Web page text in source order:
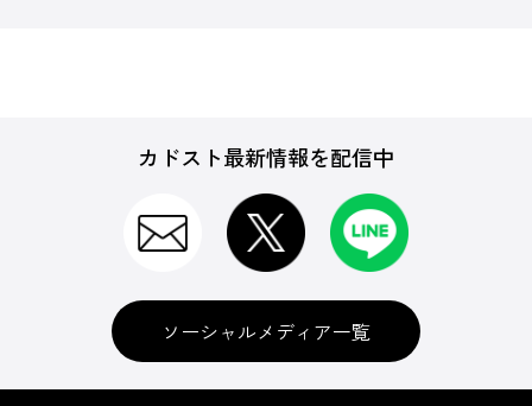
カドスト最新情報を配信中
ソーシャルメディア一覧